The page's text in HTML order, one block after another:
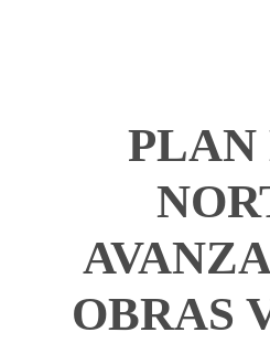
PLAN
OBRAS